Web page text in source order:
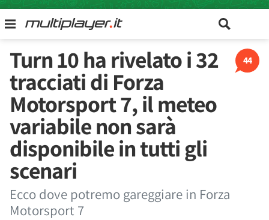
44
Turn 10 ha rivelato i 32
tracciati di Forza
Motorsport 7, il meteo
variabile non sarà
disponibile in tutti gli
scenari
Ecco dove potremo gareggiare in Forza
Motorsport 7